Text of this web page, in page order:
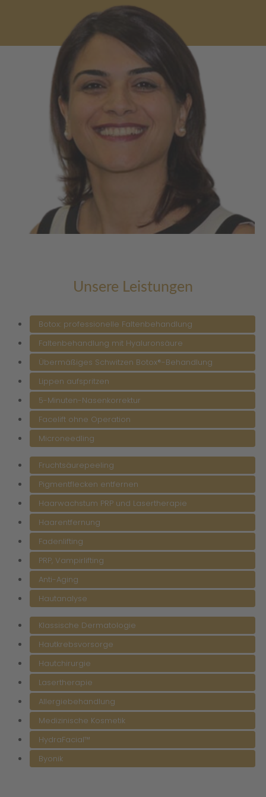
Unsere Leistungen
Botox: professionelle Faltenbehandlung
Faltenbehandlung mit Hyaluronsäure
Übermäßiges Schwitzen Botox®-Behandlung
Lippen aufspritzen
5-Minuten-Nasenkorrektur
Facelift ohne Operation
Microneedling
Fruchtsäurepeeling
Pigmentflecken entfernen
Haarwachstum PRP und Lasertherapie
Haarentfernung
Fadenlifting
PRP, Vampirlifting
Anti-Aging
Hautanalyse
Klassische Dermatologie
Hautkrebsvorsorge
Hautchirurgie
Lasertherapie
Allergiebehandlung
Medizinische Kosmetik
HydraFacial™
Byonik